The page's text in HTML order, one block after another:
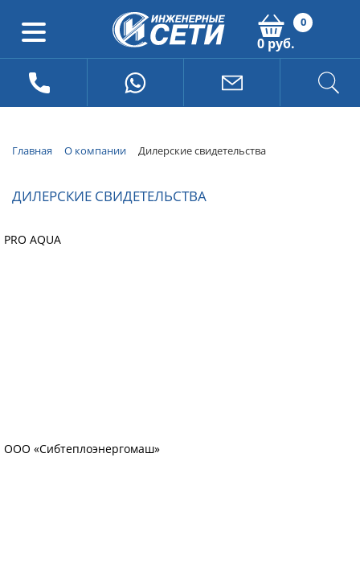
0
0 руб.
Главная О компании Дилерские свидетельства
ДИЛЕРСКИЕ СВИДЕТЕЛЬСТВА
PRO AQUA
ООО «Сибтеплоэнергомаш»